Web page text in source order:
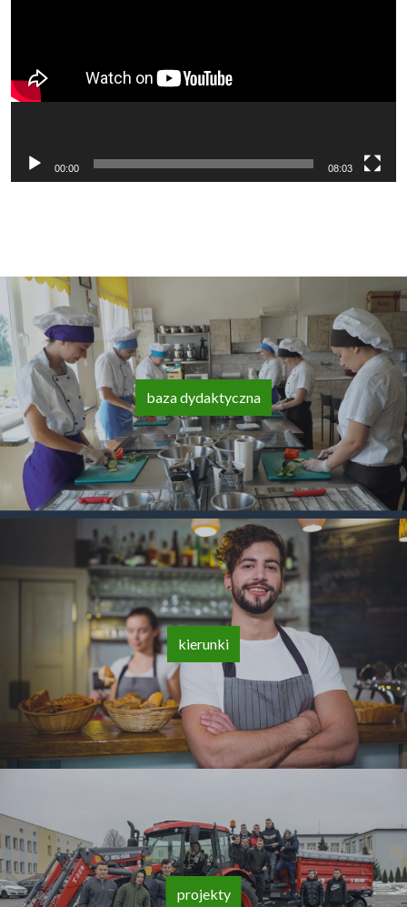
00:00 08:03
baza dydaktyczna
kierunki
projekty